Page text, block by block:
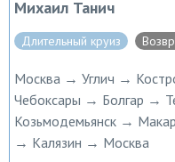
Михаил Танич
Длительный круиз
Москва → Углич →
Чебоксары → Болгар →
Козьмодемьянск →
→ Калязин → Москва